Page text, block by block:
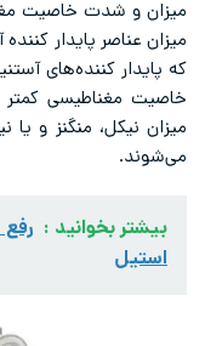
میزان و شدت خاصیت
میزان عناصر پایدار
که پایدار کننده‌های
خاصیت مغناطیسی
میزان نیکل، منگنز و یا
می‌شوند.
بیشتر بخوانید :
استیل